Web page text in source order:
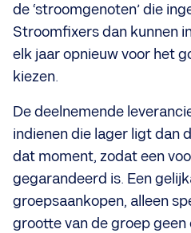
de ‘stroomgenoten’ die
Stroomfixers dan kunnen
elk jaar opnieuw voor het
kiezen.
De deelnemende
indienen die lager ligt dan
dat moment, zodat een
gegarandeerd is. Een
groepsaankopen, alleen
grootte van de groep geen